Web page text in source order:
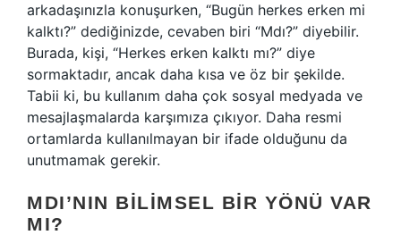
arkadaşınızla konuşurken, “Bugün herkes erken mi
kalktı?” dediğinizde, cevaben biri “Mdı?” diyebilir.
Burada, kişi, “Herkes erken kalktı mı?” diye
sormaktadır, ancak daha kısa ve öz bir şekilde.
Tabii ki, bu kullanım daha çok sosyal medyada ve
mesajlaşmalarda karşımıza çıkıyor. Daha resmi
ortamlarda kullanılmayan bir ifade olduğunu da
unutmamak gerekir.
MDI’NIN BILIMSEL BIR YÖNÜ VAR
MI?